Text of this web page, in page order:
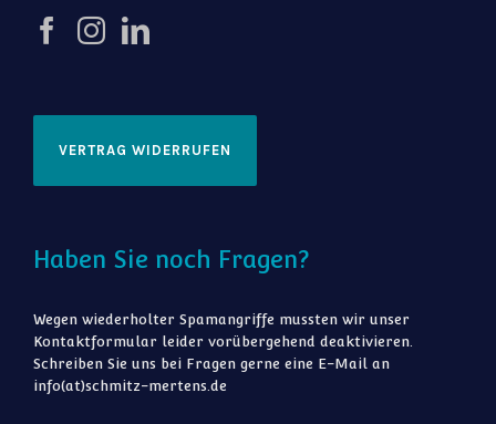
VERTRAG WIDERRUFEN
Haben Sie noch Fragen?
Wegen wiederholter Spamangriffe mussten wir unser
Kontaktformular leider vorübergehend deaktivieren.
Schreiben Sie uns bei Fragen gerne eine E-Mail an
info(at)schmitz-mertens.de